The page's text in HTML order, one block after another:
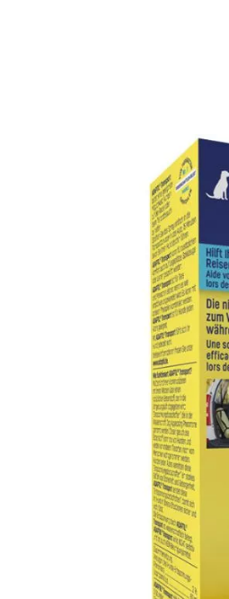
ADAPTIL Transport Spray
Hunde Entspannungsmittel
Das ADAPTIL® Transport
weniger stressreich zu
Das Spray ist einfach
Autofahren und reduziert
Speicheln, Erbrechen,
Das ADAPTIL® Transport
Transportboxen